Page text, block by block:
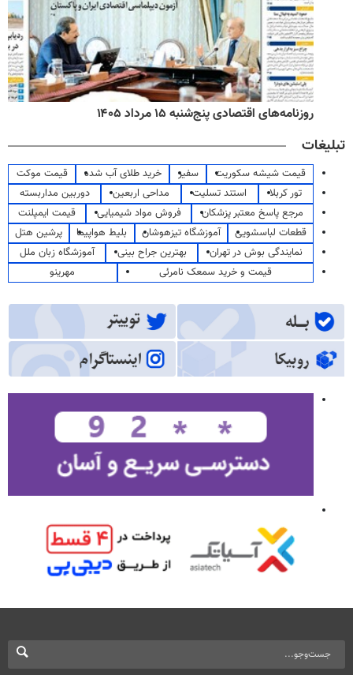
روزنامه‌های اقتصادی پنج‌شنبه ۱۵ مرداد ۱۴۰۵
تبلیغات
قیمت شیشه سکوریت سفیر خرید طلای آب شده
قیمت موکت
تور کربلا
استند تسلیت مداحی اربعین
دوربین مداربسته
مرجع پاسخ معتبر پزشکان
فروش مواد شیمیایی
قیمت ایمپلنت
قطعات لباسشویی
آموزشگاه تیزهوشان بلیط هواپیما
پرشین هتل
نمایندگی بوش در تهران
بهترین جراح بینی
آموزشگاه زبان ملل
قیمت و خرید سمعک نامرئی
مهرینو